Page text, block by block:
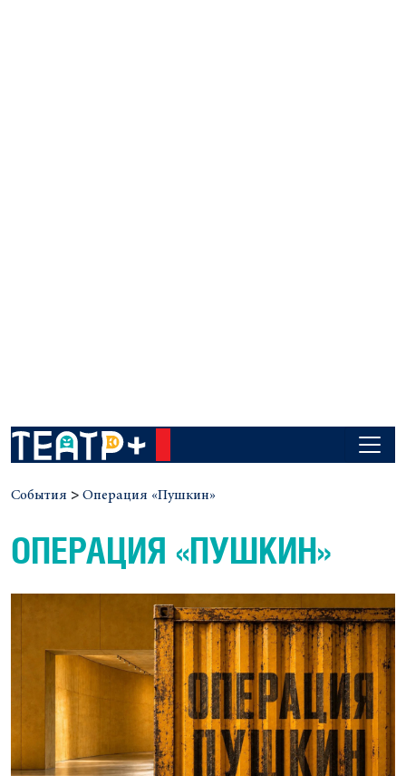
События > Операция «Пушкин»
ОПЕРАЦИЯ «ПУШКИН»